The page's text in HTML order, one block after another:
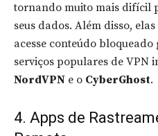
tornando muito mais difícil
seus dados. Além disso,
acesse conteúdo
serviços populares de VPN
NordVPN e o CyberGhost.
4. Apps de